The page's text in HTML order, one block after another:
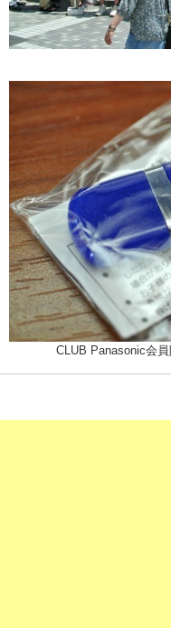
CLUB Panasonic会